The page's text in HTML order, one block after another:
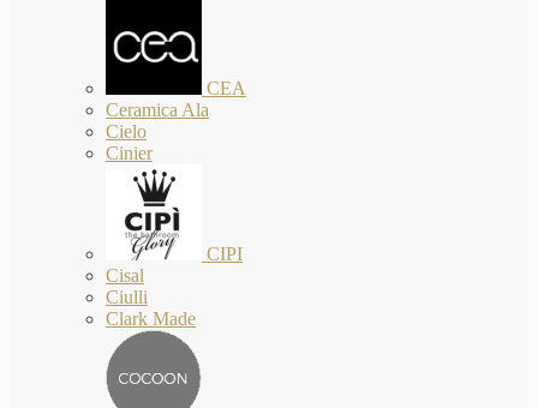
CEA
Ceramica Ala
Cielo
Cinier
CIPI
Cisal
Ciulli
Clark Made